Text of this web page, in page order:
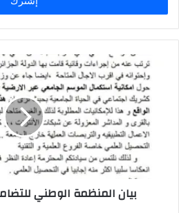
ب
ر
بيان المنظمة الوطني